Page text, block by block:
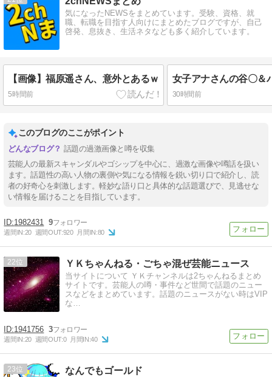
気になったNEWSをまとめています。受験、資格、就
職、転職を目指す人向けにまとめたブログですが、自己
啓発、息抜き、生活ネタなども多く紹介しています。
【画像】福原遥さん、意外とあるｗ
5時間前 30時間前
このブログのここがポイント
話題の過激画像と噂を収集
芸能人の最新スキャンダルやゴシップを中心に、過激な画像や噂話を扱い
ます。話題性の高い人物の裏側や気になる情報を鋭い切り口で紹介し、読
者の好奇心を刺激します。軽妙な語り口と具体的な話題選びで、見逃せな
い情報を届けることを目指しています。
1982431 9
週間IN:20 週間OUT:920 月間IN:80
22 ＹＫちゃんねる・ごちゃ混ぜ芸能ニュース
当サイトについて ＹＫチャンネルは2ちゃんねるまとめ
サイトです。芸能人の噂・事件など世間で話題のニュー
スなどをまとめています。話題のニュースがない時はVIP
な…
1941756 3
週間IN:20 週間OUT:0 月間IN:40
23 なんでもゴールド